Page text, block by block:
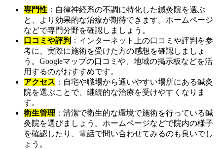
専門性 ：自律神経系の不調に特化した鍼灸院を選ぶ
と、より効果的な治療が期待できます。ホームページ
などで専門分野を確認しましょう。
口コミや評判 ：インターネット上の口コミや評判を参
考に、実際に施術を受けた方の感想を確認しましょ
う。Googleマップの口コミや、地域の掲示板などを活
用するのがおすすめです。
アクセス ：自宅や職場から通いやすい場所にある鍼灸
院を選ぶことで、継続的な治療を受けやすくなりま
す。
衛生管理 ：清潔で衛生的な環境で施術を行っている鍼
灸院を選びましょう。ホームページなどで院内の様子
を確認したり、電話で問い合わせてみるのも良いでし
ょう。